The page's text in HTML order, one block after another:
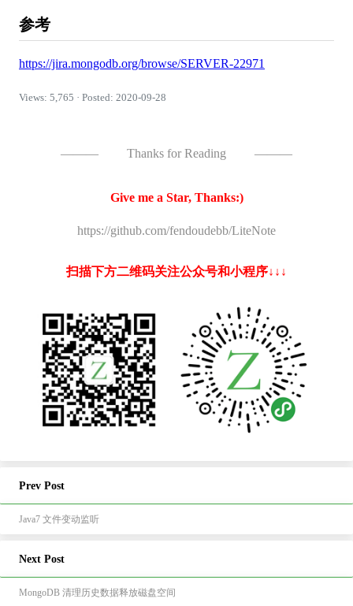
参考
https://jira.mongodb.org/browse/SERVER-22971
Views: 5,765 · Posted: 2020-09-28
——— Thanks for Reading ———
Give me a Star, Thanks:)
https://github.com/fendoudebb/LiteNote
扫描下方二维码关注公众号和小程序↓↓↓
Prev Post
Java7 文件变动监听
Next Post
MongoDB 清理历史数据释放磁盘空间